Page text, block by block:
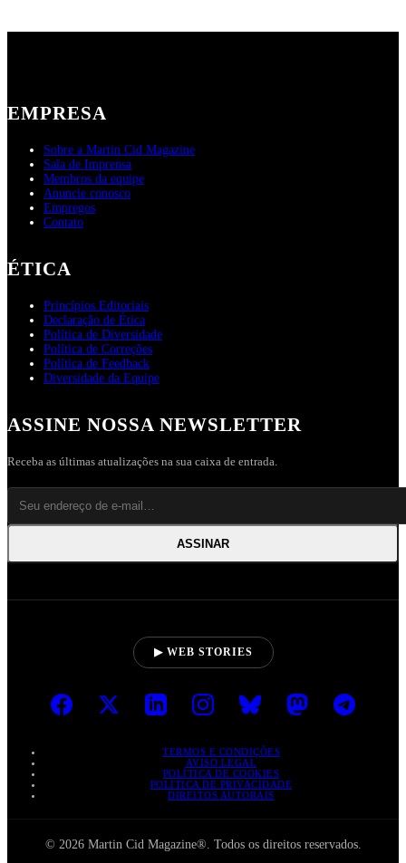
EMPRESA
Sobre a Martin Cid Magazine
Sala de Imprensa
Membros da equipe
Anuncie conosco
Empregos
Contato
ÉTICA
Princípios Editoriais
Declaração de Ética
Política de Diversidade
Política de Correções
Política de Feedback
Diversidade da Equipe
ASSINE NOSSA NEWSLETTER
Receba as últimas atualizações na sua caixa de entrada.
ASSINAR
▶ WEB STORIES
TERMOS E CONDIÇÕES
AVISO LEGAL
POLÍTICA DE COOKIES
POLÍTICA DE PRIVACIDADE
DIREITOS AUTORAIS
© 2026 Martin Cid Magazine®. Todos os direitos reservados.